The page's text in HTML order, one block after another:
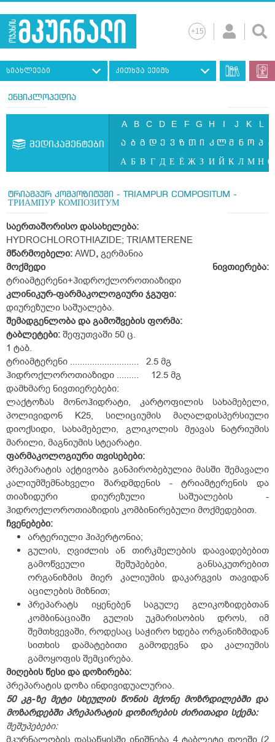
სიახლეები კითხვა ექიმს
ენციკლოპედია
მედიკამენტები
A B C D E F G H I J K L
ა ბ გ დ ე ვ ზ თ ი კ ლ მ ნ ო პ ჟ
А Б В Г Д Е Ё Ж З И Й К Л М Н О
ტრიამპურ კომპოზიტუმი - TRIAMPUR COMPOSITUM -
ТРИАМПУР КОМПОЗИТУМ
საერთაშორისო დასახელება:
HYDROCHLOROTHIAZIDE; TRIAMTERENE
მწარმოებელი: AWD, გერმანია
მოქმედი ნივთიერება:
ტრიამტერენი+ჰიდროქლოროთიაზიდი
კლინიკურ-ფარმაკოლოგიური ჯგუფი:
დიურეზული საშუალება.
შემადგენლობა და გამოშვების ფორმა:
ტაბლეტები: შეფუთვაში 50 ც.
1 ტაბ.
ტრიამტერენი ............................ 2.5 მგ
ჰიდროქლოროთიაზიდი ......... 12.5 მგ
დამხმარე ნივთიერებები:
ლაქტოზას მონოჰიდრატი, კარტოფილის სახამებელი,
პოლივიდონ K25, სილიციუმის მაღალდისპერსიული
დიოქსიდი, სახამებელი, გლიკოლის მჟავას ნატრიუმის
მარილი, მაგნიუმის სტეარატი.
ფარმაკოლოგიური თვისებები:
პრეპარატის აქტივობა განპირობებულია მასში შემავალი
კალიუმშემნახველი შარდმდენის - ტრიამტერენის და
თიაზიდური დიურეზული საშუალების -
ჰიდროქლოროთიაზიდის კომბინირებული მოქმედებით.
ჩვენებები:
არტერიული ჰიპერტონია;
გულის, ღვიძლის ან თირკმელების დაავადებებით
გამოწვეული შეშუპებები, განსაკუთრებით
ორგანიზმის მიერ კალიუმის დაკარგვის თავიდან
აცილების მიზნით;
პრეპარატს იყენებენ საგულე გლიკოზიდებთან
კომბინაციაში გულის უკმარისობის დროს, იმ
შემთხვევაში, როდესაც საჭირო ხდება ორგანიზმიდან
სითხის დამატებითი გამოდევნა და კალიუმის
გამოყოფის შემცირება.
მიღების წესი და დოზირება:
პრეპარატის დოზა ინდივიდუალურია.
50 კგ-ზე მეტი სხეულის წონის მქონე მოზრდილებში და
მოზარდებში პრეპარატის დოზირების ძირითადი სქემა:
შეშუპებები: